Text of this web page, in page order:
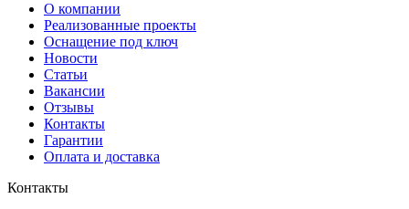
О компании
Реализованные проекты
Оснащение под ключ
Новости
Статьи
Вакансии
Отзывы
Контакты
Гарантии
Оплата и доставка
Контакты